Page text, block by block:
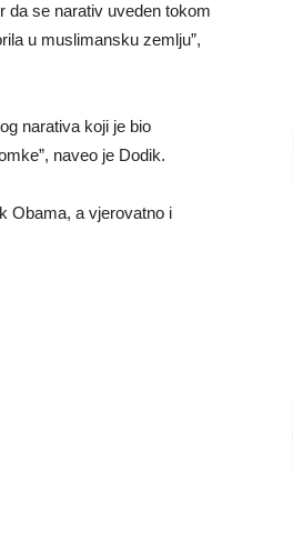
da se narativ uveden tokom
u muslimansku zemlju”,
narativa koji je bio
naveo je Dodik.
Obama, a vjerovatno i